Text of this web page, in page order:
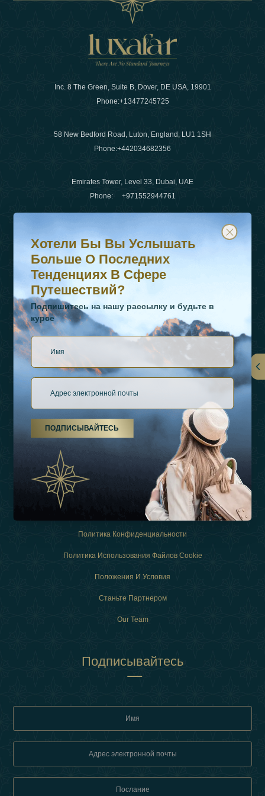
Inc. 8 The Green, Suite B, Dover, DE USA, 19901
Phone:+13477245725
58 New Bedford Road, Luton, England, LU1 1SH
Phone:+442034682356
Emirates Tower, Level 33, Dubai, UAE
Phone: +971552944761
WhatsApp Нет :+442034682356
+971552944761
О Нас
Виды Отдыха
Связаться
Политика Конфиденциальности
Политика Использования Файлов Cookie
Положения И Условия
Станьте Партнером
Our Team
Подписывайтесь
Хотели бы вы услышать больше о последних
Подпишитесь на нашу рассылку и будьте в курсе
Хотели Бы Вы Услышать
Больше О Последних
Тенденциях В Сфере
Путешествий?
Подпишитесь на нашу рассылку и будьте в
курсе
ПОДПИСЫВАЙТЕСЬ